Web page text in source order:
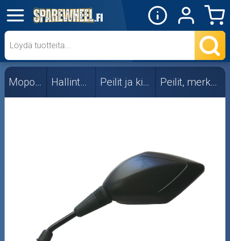
✕
Mopon osat
Skootterin osat
Crossipyörän osat
Mönkijän osat
Puutarha ja metsä
Mopon osat Hallintalaitteet Peilit ja kiinnikkeet Peilit, merkkikohtaiset